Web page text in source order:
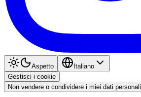
Aspetto
Italiano
Gestisci i cookie
Non vendere o condividere i miei dati personali